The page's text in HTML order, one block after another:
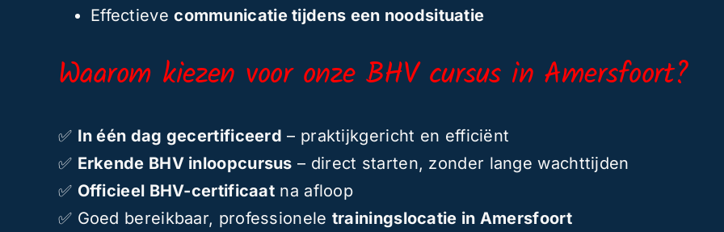
Effectievecommunicatie tijdens een noodsituatie
Waarom kiezen voor onze BHV cursus in Amersfoort?
✅ In één dag gecertificeerd – praktijkgericht en efficiënt
✅ Erkende BHV inloopcursus – direct starten, zonder lange wachttijden
✅ Officieel BHV-certificaat na afloop
✅ Goed bereikbaar, professionele trainingslocatie in Amersfoort